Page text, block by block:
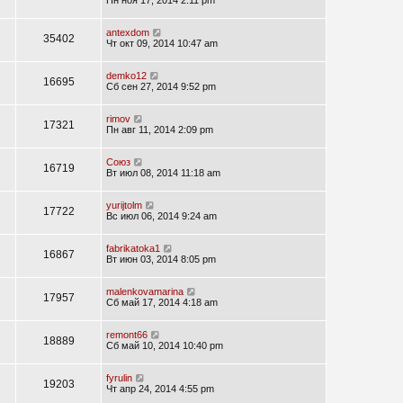
35402
antexdom
Чт окт 09, 2014 10:47 am
16695
demko12
Сб сен 27, 2014 9:52 pm
17321
rimov
Пн авг 11, 2014 2:09 pm
16719
Союз
Вт июл 08, 2014 11:18 am
17722
yurijtolm
Вс июл 06, 2014 9:24 am
16867
fabrikatoka1
Вт июн 03, 2014 8:05 pm
17957
malenkovamarina
Сб май 17, 2014 4:18 am
18889
remont66
Сб май 10, 2014 10:40 pm
19203
fyrulin
Чт апр 24, 2014 4:55 pm